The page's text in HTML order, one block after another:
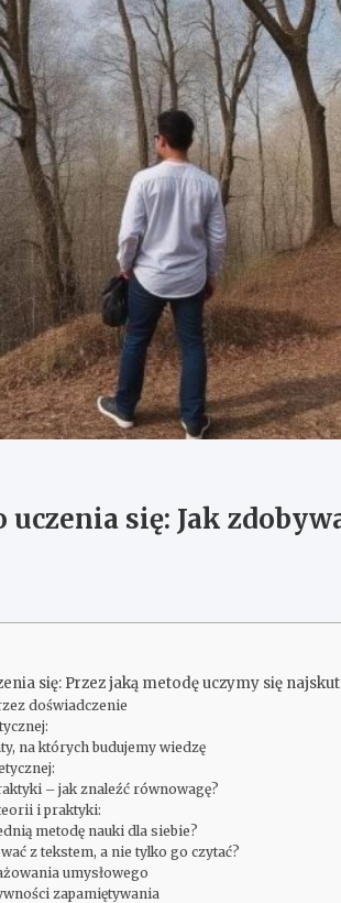
się: Jak
się: Przez jaką metodę uczymy się
doświadczenie
na których budujemy wiedzę
– jak znaleźć równowagę?
i praktyki:
metodę nauki dla siebie?
z tekstem, a nie tylko go czytać?
umysłowego
zapamiętywania